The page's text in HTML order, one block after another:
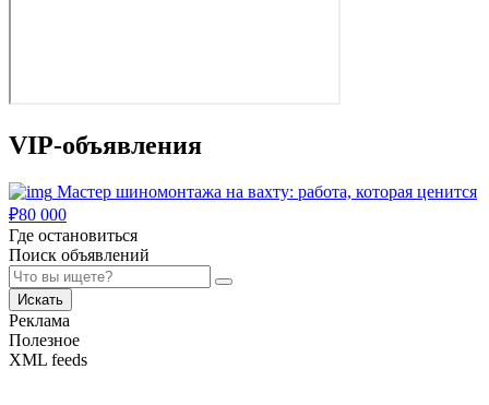
VIP-объявления
Мастер шиномонтажа на вахту: работа, которая ценится
₽80 000
Где остановиться
Поиск объявлений
Искать
Реклама
Полезное
XML feeds